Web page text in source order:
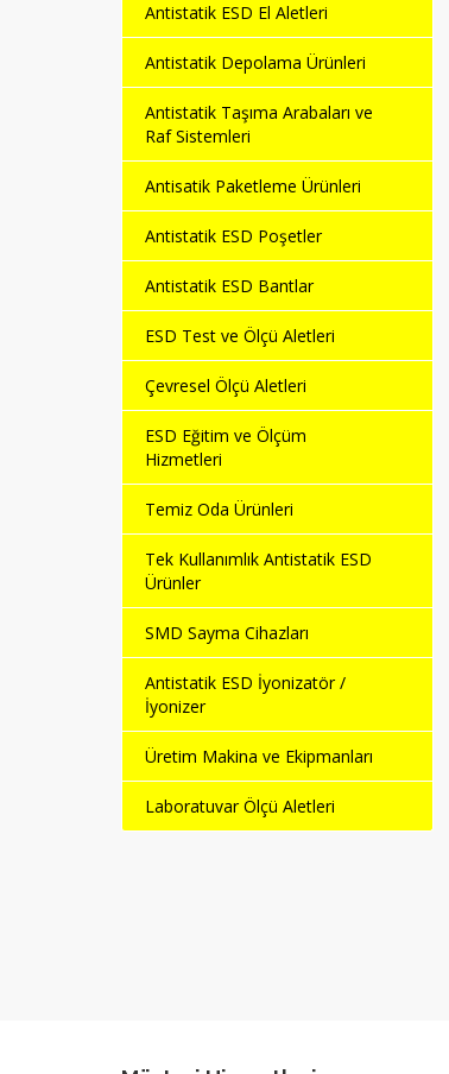
Antistatik ESD El Aletleri
Antistatik Depolama Ürünleri
Antistatik Taşıma Arabaları ve
Raf Sistemleri
Antisatik Paketleme Ürünleri
Antistatik ESD Poşetler
Antistatik ESD Bantlar
ESD Test ve Ölçü Aletleri
Çevresel Ölçü Aletleri
ESD Eğitim ve Ölçüm
Hizmetleri
Temiz Oda Ürünleri
Tek Kullanımlık Antistatik ESD
Ürünler
SMD Sayma Cihazları
Antistatik ESD İyonizatör /
İyonizer
Üretim Makina ve Ekipmanları
Laboratuvar Ölçü Aletleri
Neon Yeşil Renkli ESD
Yelek
Antistatik ESD Önlük